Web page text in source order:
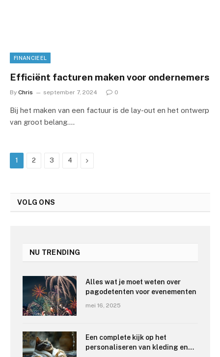
FINANCIEEL
Efficiënt facturen maken voor ondernemers
By Chris september 7, 2024 0
Bij het maken van een factuur is de lay-out en het ontwerp
van groot belang.…
1 2 3 4 Next
VOLG ONS
NU TRENDING
Alles wat je moet weten over
pagodetenten voor evenementen
mei 16, 2025
Een complete kijk op het
personaliseren van kleding en